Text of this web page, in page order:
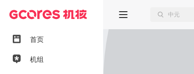
首页
机组